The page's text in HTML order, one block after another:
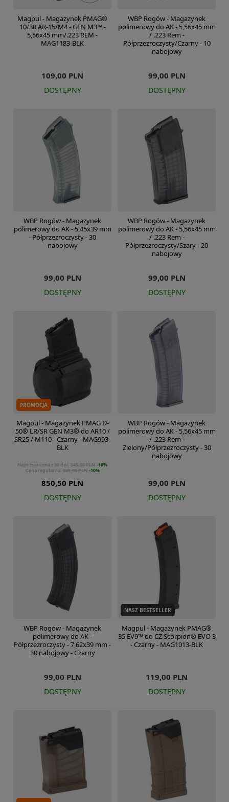
Magpul - Magazynek PMAG®
10/30 AR-15/M4 - GEN M3™ -
5,56x45 mm/.223 REM -
MAG1183-BLK
109,00 PLN
DOSTĘPNY
WBP Rogów - Magazynek
polimerowy do AK - 5,56x45 mm
/ .223 Rem -
Półprzezroczysty/Czarny - 10
nabojowy
99,00 PLN
DOSTĘPNY
WBP Rogów - Magazynek
polimerowy do AK - 5,45x39 mm
- Półprzezroczysty - 30
nabojowy
99,00 PLN
DOSTĘPNY
WBP Rogów - Magazynek
polimerowy do AK - 5,56x45 mm
/ .223 Rem -
Półprzezroczysty/Szary - 20
nabojowy
99,00 PLN
DOSTĘPNY
PROMOCJA
Magpul - Magazynek PMAG D-
50® LR/SR GEN M3® do AR10 /
SR25 / M110 - Czarny - MAG993-
BLK
850,50 PLN
Najniższa cena z 30 dni: 945,00 PLN -10%
Cena regularna: 945,00 PLN -10%
DOSTĘPNY
WBP Rogów - Magazynek
polimerowy do AK - 5,56x45 mm
/ .223 Rem -
Zielony/Półprzezroczysty - 30
nabojowy
99,00 PLN
DOSTĘPNY
WBP Rogów - Magazynek
polimerowy do AK -
Półprzezroczysty - 7,62x39 mm -
30 nabojowy - Czarny
99,00 PLN
DOSTĘPNY
NASZ BESTSELLER
Magpul - Magazynek PMAG®
35 EV9™ do CZ Scorpion® EVO 3
- Czarny - MAG1013-BLK
119,00 PLN
DOSTĘPNY